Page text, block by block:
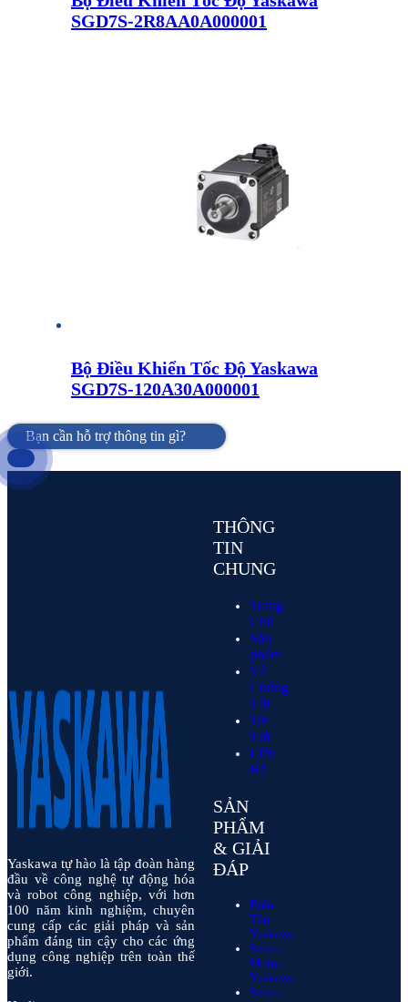
SGD7S-2R8AA0A000001
Bộ Điều Khiển Tốc Độ Yaskawa
SGD7S-120A30A000001
Bạn cần hỗ trợ thông tin gì?
Yaskawa tự hào là tập đoàn hàng
đầu về công nghệ tự động hóa
và robot công nghiệp, với hơn
100 năm kinh nghiệm, chuyên
cung cấp các giải pháp và sản
phẩm đáng tin cậy cho các ứng
dụng công nghiệp trên toàn thế
giới.
THÔNG
TIN
CHUNG
Trang
Chủ
Sản
phẩm
Về
Chúng
Tôi
Tin
Tức
Liên
Hệ
SẢN
PHẨM
& GIẢI
ĐÁP
Biến
Tần
Yaskawa
Servo
Motor
Yaskawa
Servo